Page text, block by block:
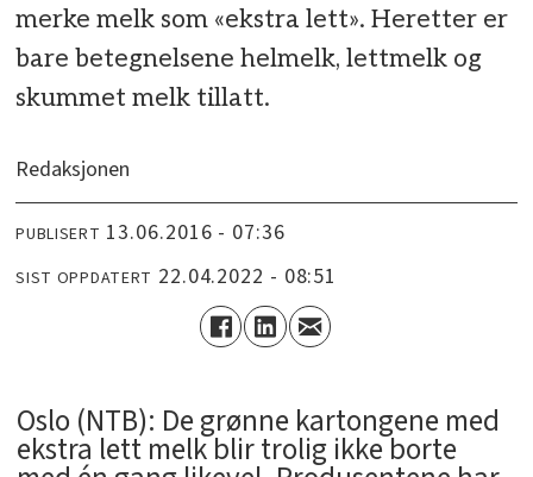
merke melk som «ekstra lett». Heretter er
bare betegnelsene helmelk, lettmelk og
skummet melk tillatt.
Redaksjonen
PUBLISERT 13.06.2016 - 07:36
SIST OPPDATERT 22.04.2022 - 08:51
Oslo (NTB): De grønne kartongene med
ekstra lett melk blir trolig ikke borte